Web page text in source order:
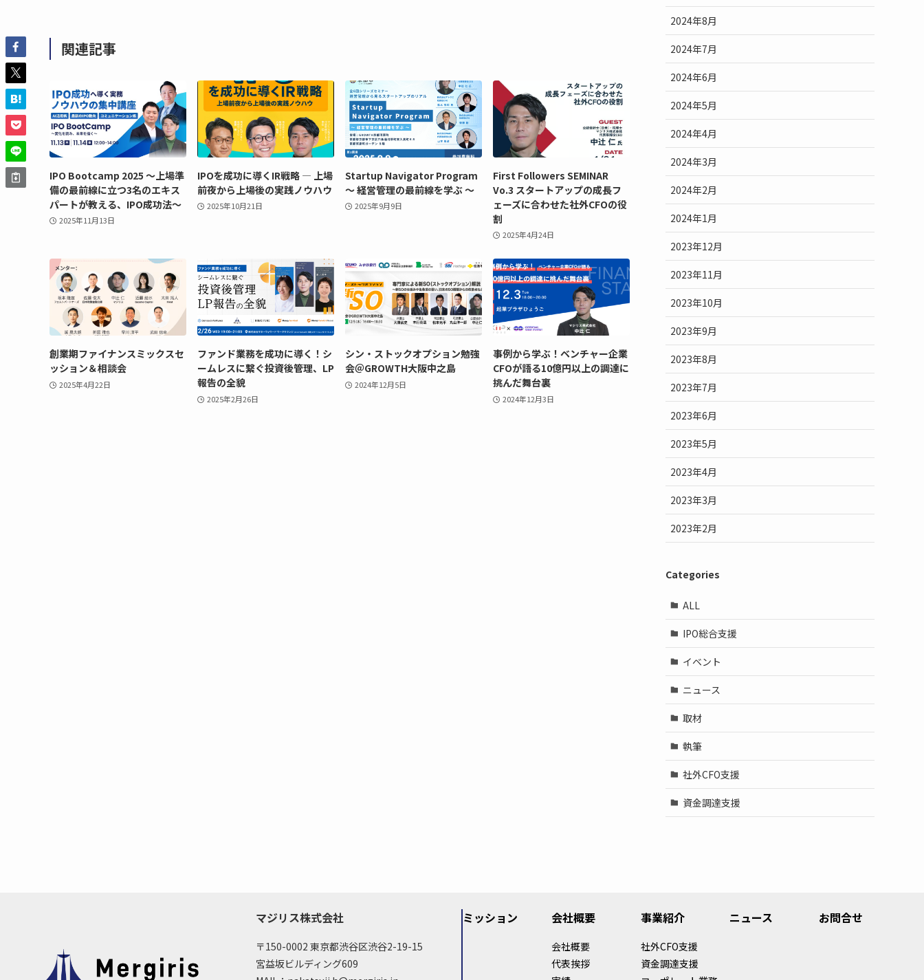
関連記事
IPO Bootcamp 2025 ～上場準
備の最前線に立つ3名のエキス
パートが教える、IPO成功法～
2025年11月13日
IPOを成功に導くIR戦略 ― 上場
前夜から上場後の実践ノウハウ
2025年10月21日
Startup Navigator Program
〜 経営管理の最前線を学ぶ 〜
2025年9月9日
First Followers SEMINAR
Vo.3 スタートアップの成長フ
ェーズに合わせた社外CFOの役
割
2025年4月24日
創業期ファイナンスミックスセ
ッション＆相談会
2025年4月22日
ファンド業務を成功に導く！シ
ームレスに繋ぐ投資後管理、LP
報告の全貌
2025年2月26日
シン・ストックオプション勉強
会＠GROWTH大阪中之島
2024年12月5日
事例から学ぶ！ベンチャー企業
CFOが語る10億円以上の調達に
挑んだ舞台裏
2024年12月3日
2024年8月
2024年7月
2024年6月
2024年5月
2024年4月
2024年3月
2024年2月
2024年1月
2023年12月
2023年11月
2023年10月
2023年9月
2023年8月
2023年7月
2023年6月
2023年5月
2023年4月
2023年3月
2023年2月
Categories
ALL
IPO総合支援
イベント
ニュース
取材
執筆
社外CFO支援
資金調達支援
マジリス株式会社
〒150-0002 東京都渋谷区渋谷2-19-15
宮益坂ビルディング609
ミッション 会社概要
会社概要
代表挨拶
事業紹介
社外CFO支援
資金調達支援
ニュース お問合せ